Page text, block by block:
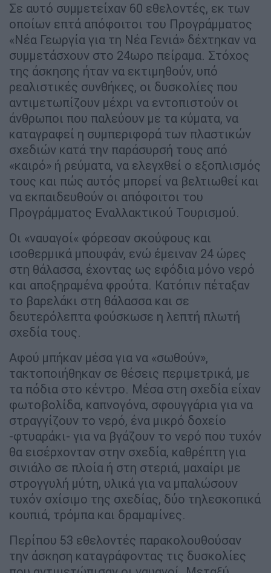
Σε αυτό συμμετείχαν 60 εθελοντές, εκ των
οποίων επτά απόφοιτοι του Προγράμματος
«Νέα Γεωργία για τη Νέα Γενιά» δέχτηκαν να
συμμετάσχουν στο 24ωρο πείραμα. Στόχος
της άσκησης ήταν να εκτιμηθούν, υπό
ρεαλιστικές συνθήκες, οι δυσκολίες που
αντιμετωπίζουν μέχρι να εντοπιστούν οι
άνθρωποι που παλεύουν με τα κύματα, να
καταγραφεί η συμπεριφορά των πλαστικών
σχεδιών κατά την παράσυρσή τους από
«καιρό» ή ρεύματα, να ελεγχθεί ο εξοπλισμός
τους και πώς αυτός μπορεί να βελτιωθεί και
να εκπαιδευθούν οι απόφοιτοι του
Προγράμματος Εναλλακτικού Τουρισμού.
Οι «ναυαγοί« φόρεσαν σκούφους και
ισοθερμικά μπουφάν, ενώ έμειναν 24 ώρες
στη θάλασσα, έχοντας ως εφόδια μόνο νερό
και αποξηραμένα φρούτα. Κατόπιν πέταξαν
το βαρελάκι στη θάλασσα και σε
δευτερόλεπτα φούσκωσε η λεπτή πλωτή
σχεδία τους.
Αφού μπήκαν μέσα για να «σωθούν»,
τακτοποιήθηκαν σε θέσεις περιμετρικά, με
τα πόδια στο κέντρο. Μέσα στη σχεδία είχαν
φωτοβολίδα, καπνογόνα, σφουγγάρια για να
στραγγίζουν το νερό, ένα μικρό δοχείο
-φτυαράκι- για να βγάζουν το νερό που τυχόν
θα εισέρχονταν στην σχεδία, καθρέπτη για
σινιάλο σε πλοία ή στη στεριά, μαχαίρι με
στρογγυλή μύτη, υλικά για να μπαλώσουν
τυχόν σχίσιμο της σχεδίας, δύο τηλεσκοπικά
κουπιά, τρόμπα και δραμαμίνες.
Περίπου 53 εθελοντές παρακολουθούσαν
την άσκηση καταγράφοντας τις δυσκολίες